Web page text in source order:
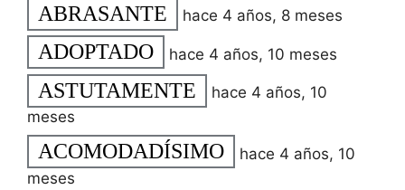
ABRASANTE hace 4 años, 8 meses
ADOPTADO hace 4 años, 10 meses
ASTUTAMENTE
hace 4 años, 10
meses
ACOMODADÍSIMO
hace 4 años, 10
meses